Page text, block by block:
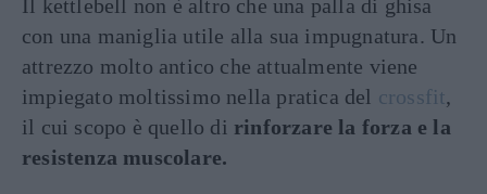
Il kettlebell non è altro che una palla di ghisa
con una maniglia utile alla sua impugnatura. Un
attrezzo molto antico che attualmente viene
impiegato moltissimo nella pratica del crossfit,
il cui scopo è quello di rinforzare la forza e la
resistenza muscolare.